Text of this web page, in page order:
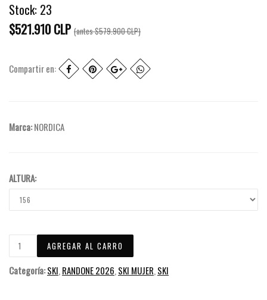
Stock: 23
$521.910 CLP (antes$579.900 CLP)
Compartir en:
Marca:NORDICA
ALTURA:
Categoría:SKI, RANDONE 2026, SKI MUJER, SKI